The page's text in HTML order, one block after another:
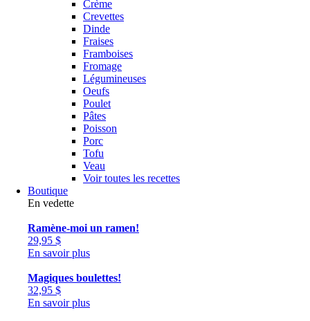
Crème
Crevettes
Dinde
Fraises
Framboises
Fromage
Légumineuses
Oeufs
Poulet
Pâtes
Poisson
Porc
Tofu
Veau
Voir toutes les recettes
Boutique
En vedette
Ramène-moi un ramen!
29,95 $
En savoir plus
Magiques boulettes!
32,95 $
En savoir plus